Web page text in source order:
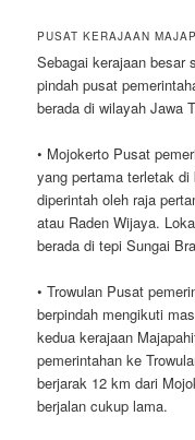
PUSAT KERAJAAN
Sebagai kerajaan besar
pindah pusat
berada di wilayah Jawa
• Mojokerto Pusat
yang pertama terletak
diperintah oleh raja
atau Raden Wijaya.
berada di tepi Sungai
• Trowulan Pusat
berpindah mengikuti
kedua kerajaan
pemerintahan ke
berjarak 12 km dari
berjalan cukup lama.